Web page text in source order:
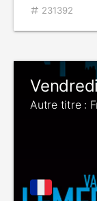
231392
Autre titre :